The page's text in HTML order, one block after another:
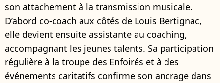
son attachement à la transmission musicale.
D’abord co-coach aux côtés de Louis Bertignac,
elle devient ensuite assistante au coaching,
accompagnant les jeunes talents. Sa participation
régulière à la troupe des Enfoirés et à des
événements caritatifs confirme son ancrage dans